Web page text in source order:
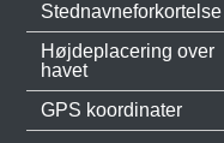
Stednavneforkortelse
Højdeplacering over
havet
GPS koordinater